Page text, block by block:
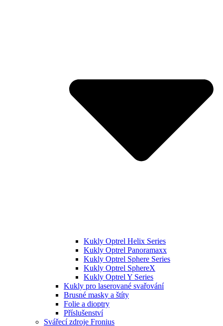
Kukly Optrel Helix Series
Kukly Optrel Panoramaxx
Kukly Optrel Sphere Series
Kukly Optrel SphereX
Kukly Optrel Y Series
Kukly pro laserované svařování
Brusné masky a štíty
Folie a dioptry
Příslušenství
Svářecí zdroje Fronius